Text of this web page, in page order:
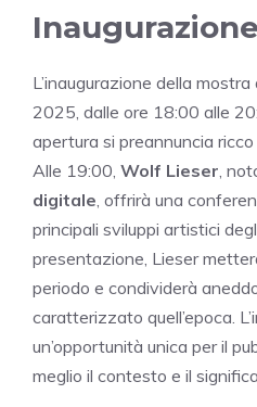
L’inaugurazione della
2025, dalle ore 18:00 alle
apertura si preannuncia
Alle 19:00, Wolf Lieser ,
digitale , offrirà una
principali sviluppi artistici
presentazione, Lieser
periodo e condividerà
caratterizzato quell’epoca.
un’opportunità unica per il
meglio il contesto e il